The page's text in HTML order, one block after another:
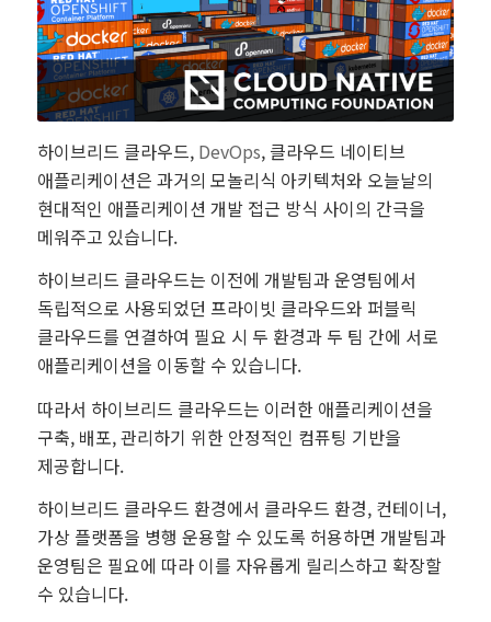
하이브리드 클라우드, DevOps, 클라우드 네이티브
애플리케이션은 과거의 모놀리식 아키텍처와 오늘날의
현대적인 애플리케이션 개발 접근 방식 사이의 간극을
메워주고 있습니다.
하이브리드 클라우드는 이전에 개발팀과 운영팀에서
독립적으로 사용되었던 프라이빗 클라우드와 퍼블릭
클라우드를 연결하여 필요 시 두 환경과 두 팀 간에 서로
애플리케이션을 이동할 수 있습니다.
따라서 하이브리드 클라우드는 이러한 애플리케이션을
구축, 배포, 관리하기 위한 안정적인 컴퓨팅 기반을
제공합니다.
하이브리드 클라우드 환경에서 클라우드 환경, 컨테이너,
가상 플랫폼을 병행 운용할 수 있도록 허용하면 개발팀과
운영팀은 필요에 따라 이를 자유롭게 릴리스하고 확장할
수 있습니다.